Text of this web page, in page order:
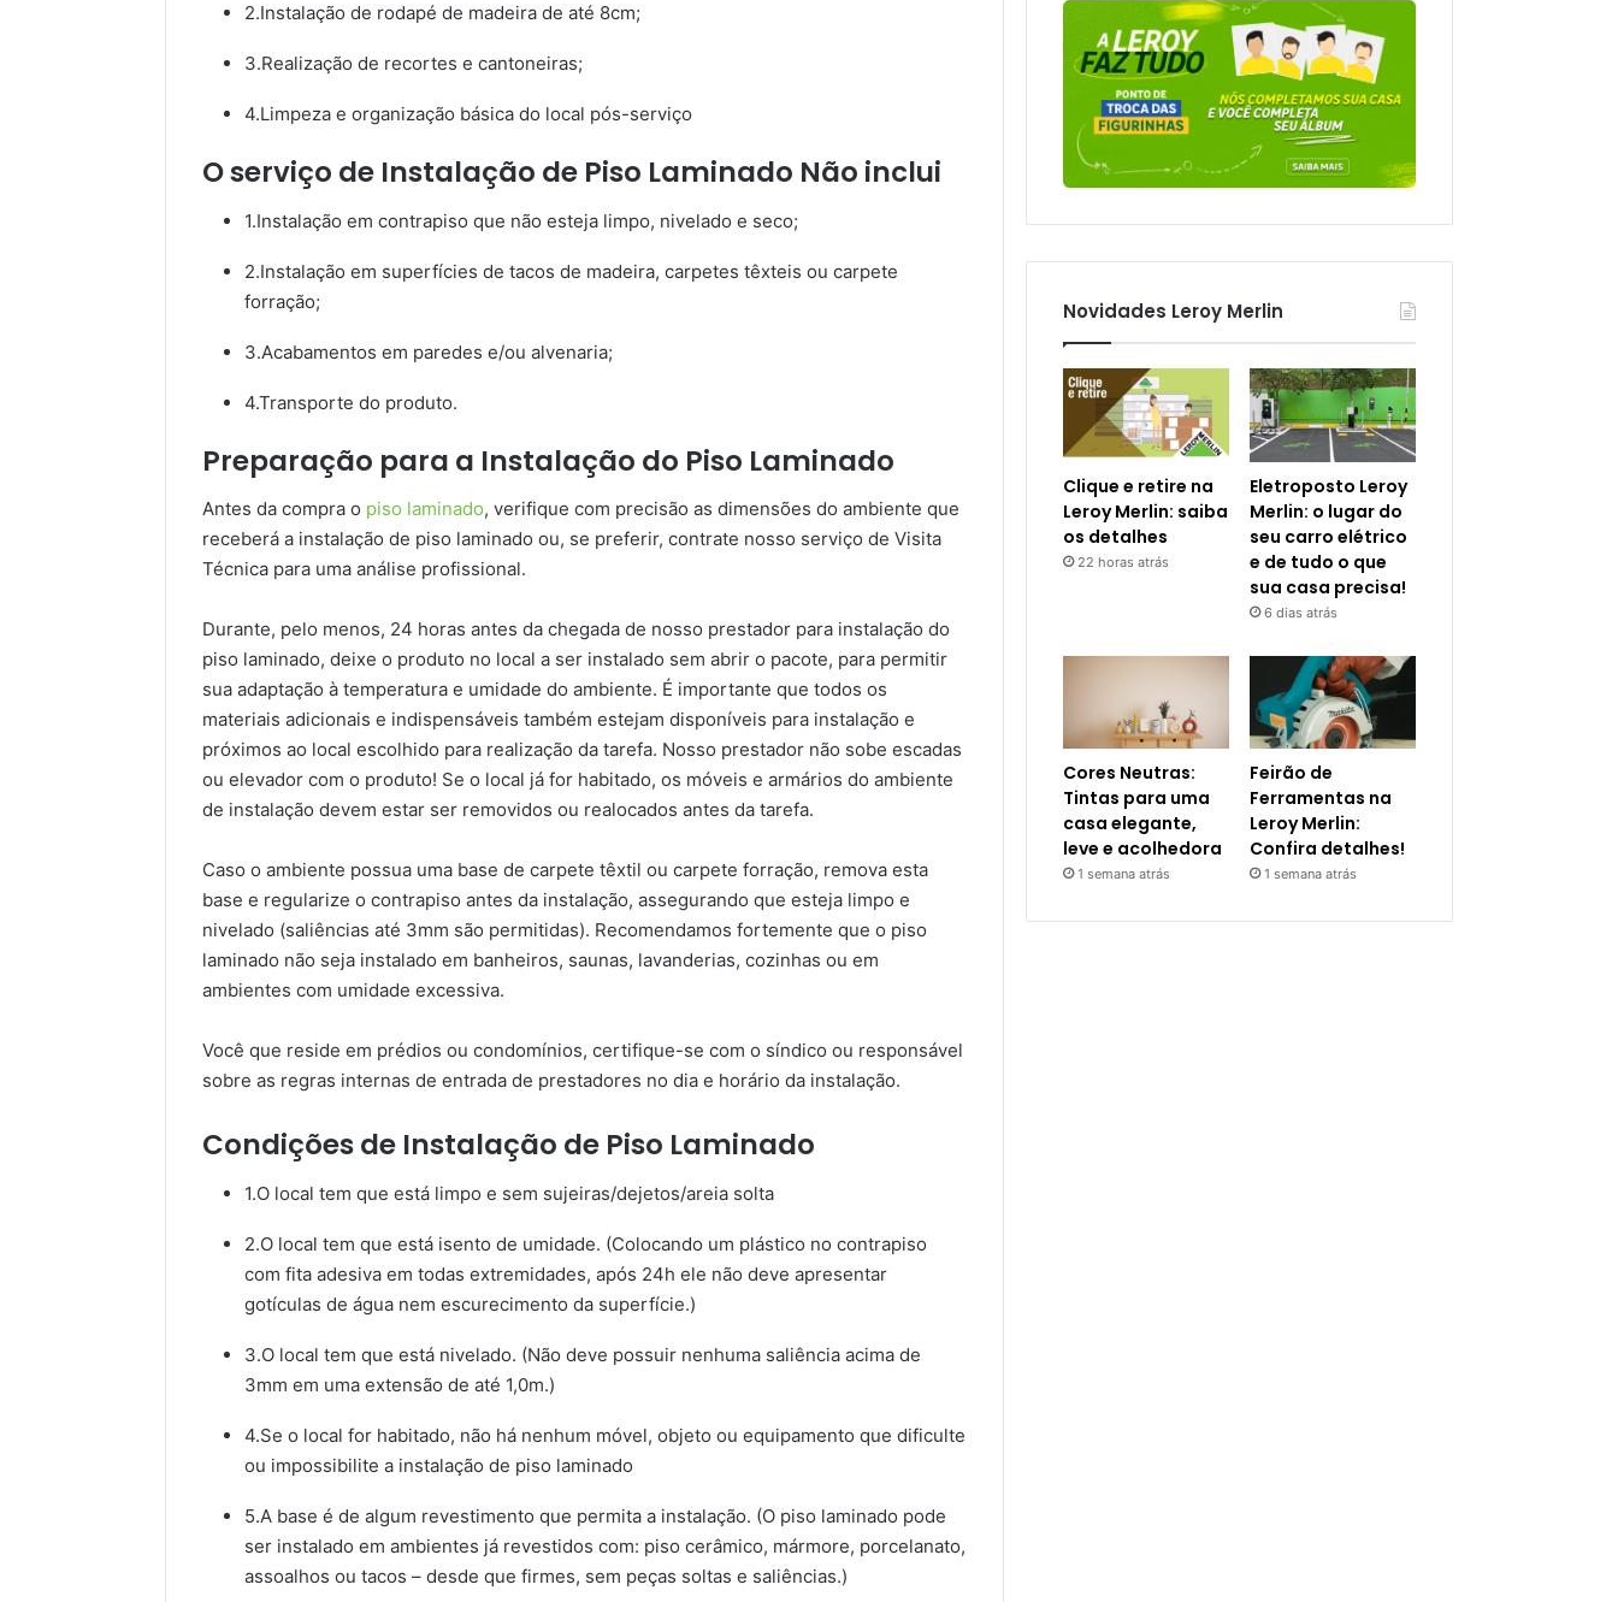
2.Instalação de rodapé de madeira de até 8cm;
3.Realização de recortes e cantoneiras;
4.Limpeza e organização básica do local pós-serviço
O serviço de Instalação de Piso Laminado Não inclui
1.Instalação em contrapiso que não esteja limpo, nivelado e seco;
2.Instalação em superfícies de tacos de madeira, carpetes têxteis ou carpete
forração;
3.Acabamentos em paredes e/ou alvenaria;
4.Transporte do produto.
Preparação para a Instalação do Piso Laminado
Antes da compra o piso laminado, verifique com precisão as dimensões do ambiente que
receberá a instalação de piso laminado ou, se preferir, contrate nosso serviço de Visita
Técnica para uma análise profissional.
Durante, pelo menos, 24 horas antes da chegada de nosso prestador para instalação do
piso laminado, deixe o produto no local a ser instalado sem abrir o pacote, para permitir
sua adaptação à temperatura e umidade do ambiente. É importante que todos os
materiais adicionais e indispensáveis também estejam disponíveis para instalação e
próximos ao local escolhido para realização da tarefa. Nosso prestador não sobe escadas
ou elevador com o produto! Se o local já for habitado, os móveis e armários do ambiente
de instalação devem estar ser removidos ou realocados antes da tarefa.
Caso o ambiente possua uma base de carpete têxtil ou carpete forração, remova esta
base e regularize o contrapiso antes da instalação, assegurando que esteja limpo e
nivelado (saliências até 3mm são permitidas). Recomendamos fortemente que o piso
laminado não seja instalado em banheiros, saunas, lavanderias, cozinhas ou em
ambientes com umidade excessiva.
Você que reside em prédios ou condomínios, certifique-se com o síndico ou responsável
sobre as regras internas de entrada de prestadores no dia e horário da instalação.
Condições de Instalação de Piso Laminado
1.O local tem que está limpo e sem sujeiras/dejetos/areia solta
2.O local tem que está isento de umidade. (Colocando um plástico no contrapiso
com fita adesiva em todas extremidades, após 24h ele não deve apresentar
gotículas de água nem escurecimento da superfície.)
3.O local tem que está nivelado. (Não deve possuir nenhuma saliência acima de
3mm em uma extensão de até 1,0m.)
4.Se o local for habitado, não há nenhum móvel, objeto ou equipamento que dificulte
ou impossibilite a instalação de piso laminado
5.A base é de algum revestimento que permita a instalação. (O piso laminado pode
ser instalado em ambientes já revestidos com: piso cerâmico, mármore, porcelanato,
assoalhos ou tacos – desde que firmes, sem peças soltas e saliências.)
Novidades Leroy Merlin
Clique e retire na
Leroy Merlin: saiba
os detalhes
22 horas atrás
Eletroposto Leroy
Merlin: o lugar do
seu carro elétrico
e de tudo o que
sua casa precisa!
6 dias atrás
Cores Neutras:
Tintas para uma
casa elegante,
leve e acolhedora
1 semana atrás
Feirão de
Ferramentas na
Leroy Merlin:
Confira detalhes!
1 semana atrás